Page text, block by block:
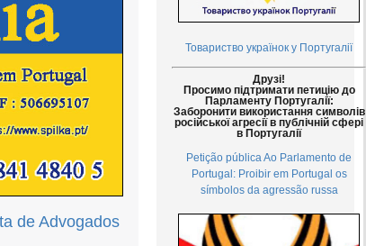
de Advogados
Товариство українок у Португалії
Друзі!
Просимо підтримати петицію до
Парламенту Португалії:
Заборонити використання символів
російської агресії в публічній сфері
в Португалії
Petição pública Ao Parlamento de
Portugal: Proibir em Portugal os
símbolos da agressão russa